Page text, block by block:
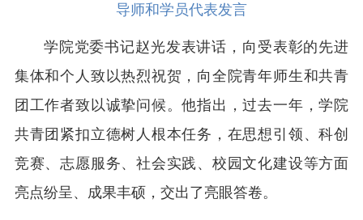
导师和学员代表发言
学院党委书记赵光发表讲话，向受表彰的先进
集体和个人致以热烈祝贺，向全院青年师生和共青
团工作者致以诚挚问候。他指出，过去一年，学院
共青团紧扣立德树人根本任务，在思想引领、科创
竞赛、志愿服务、社会实践、校园文化建设等方面
亮点纷呈、成果丰硕，交出了亮眼答卷。